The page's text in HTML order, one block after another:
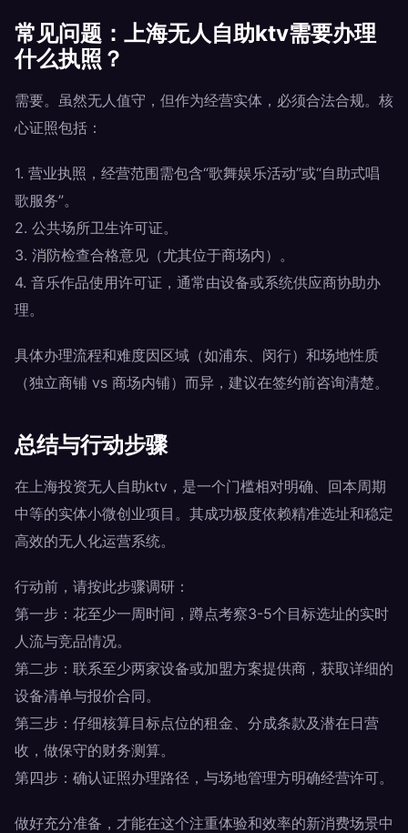
常见问题：上海无人自助ktv需要办理
什么执照？
需要。虽然无人值守，但作为经营实体，必须合法合规。核
心证照包括：
1. 营业执照，经营范围需包含“歌舞娱乐活动”或“自助式唱
歌服务”。
2. 公共场所卫生许可证。
3. 消防检查合格意见（尤其位于商场内）。
4. 音乐作品使用许可证，通常由设备或系统供应商协助办
理。
具体办理流程和难度因区域（如浦东、闵行）和场地性质
（独立商铺 vs 商场内铺）而异，建议在签约前咨询清楚。
总结与行动步骤
在上海投资无人自助ktv，是一个门槛相对明确、回本周期
中等的实体小微创业项目。其成功极度依赖精准选址和稳定
高效的无人化运营系统。
行动前，请按此步骤调研：
第一步：花至少一周时间，蹲点考察3-5个目标选址的实时
人流与竞品情况。
第二步：联系至少两家设备或加盟方案提供商，获取详细的
设备清单与报价合同。
第三步：仔细核算目标点位的租金、分成条款及潜在日营
收，做保守的财务测算。
第四步：确认证照办理路径，与场地管理方明确经营许可。
做好充分准备，才能在这个注重体验和效率的新消费场景中